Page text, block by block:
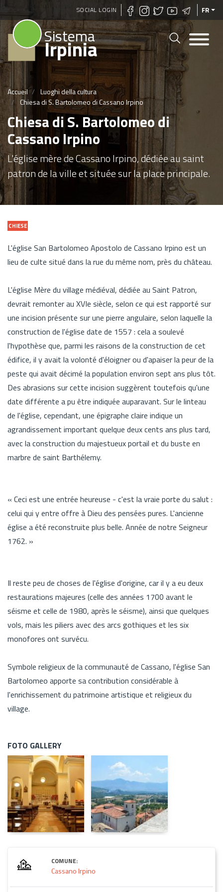
Aller
au
contenu
principal
SOCIAL LOGIN FR
Sistema
Irpinia
Accueil
Luoghi della cultura
Chiesa di S. Bartolomeo di Cassano Irpino
Chiesa di S. Bartolomeo di
Cassano Irpino
L'église mère de Cassano Irpino, dédiée au saint
patron de la ville et située sur la place principale.
CHIESE
L'église San Bartolomeo Apostolo de Cassano Irpino est un
lieu de culte situé dans la rue du même nom, près du château.
L'église Mère du village médiéval, dédiée au Saint Patron,
devrait remonter au XVIe siècle, selon ce qui est rapporté sur
une incision présente sur une pierre angulaire, selon laquelle la
construction de l'église date de 1557 : cela a soulevé
l'hypothèse que, parmi les raisons de la construction de cet
édifice, il y avait la volonté d'éloigner ou d'apaiser la peur de la
peste qui avait décimé la population environ sept ans plus tôt.
Des abrasions sur cette incision suggèrent toutefois qu'une
date différente a pu être indiquée auparavant. Sur le linteau
de l'église, cependant, une épigraphe claire indique un
agrandissement important quelque deux cents ans plus tard,
avec la construction du majestueux portail et du buste en
marbre de saint Barthélemy.
« Ceci est une entrée heureuse - c'est la vraie porte du salut :
celui qui y entre offre à Dieu des pensées pures. L'ancienne
église a été reconstruite plus belle. Année de notre Seigneur
1762. »
Il reste peu de choses de l'église d'origine, car il y a eu deux
restaurations majeures (celle des années 1700 avant le
séisme et celle de 1980, après le séisme), ainsi que quelques
vols, mais les piliers avec des arcs gothiques et les six
monofores ont survécu.
Symbole religieux de la communauté de Cassano, l'église San
Bartolomeo apporte sa contribution considérable à
l'enrichissement du patrimoine artistique et religieux du
village.
FOTO GALLERY
COMUNE:
Cassano Irpino